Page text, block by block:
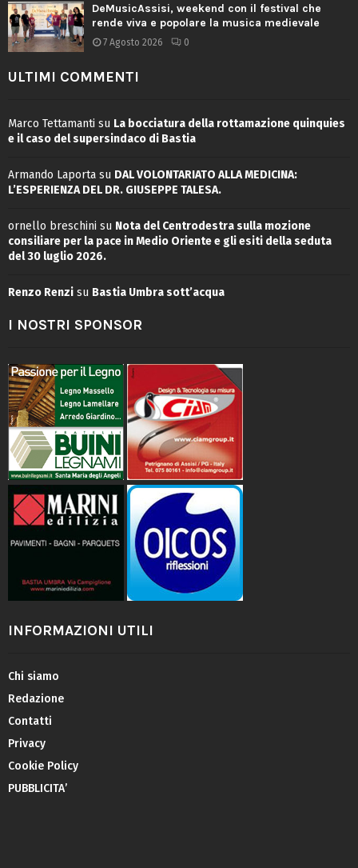
DeMusicAssisi, weekend con il festival che
rende viva e popolare la musica medievale
7 Agosto 2026 0
ULTIMI COMMENTI
Marco Tettamanti su La bocciatura della rottamazione quinquies
e il caso del supersindaco di Bastia
Armando Laporta su DAL VOLONTARIATO ALLA MEDICINA:
L’ESPERIENZA DEL DR. GIUSEPPE TALESA.
ornello breschini su Nota del Centrodestra sulla mozione
consiliare per la pace in Medio Oriente e gli esiti della seduta
del 30 luglio 2026.
Renzo Renzi su Bastia Umbra sott’acqua
I NOSTRI SPONSOR
INFORMAZIONI UTILI
Chi siamo
Redazione
Contatti
Privacy
Cookie Policy
PUBBLICITA’